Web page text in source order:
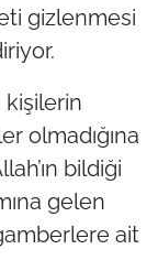
gizlenmesi
kişilerin
olmadığına
bildiği
gelen
ait